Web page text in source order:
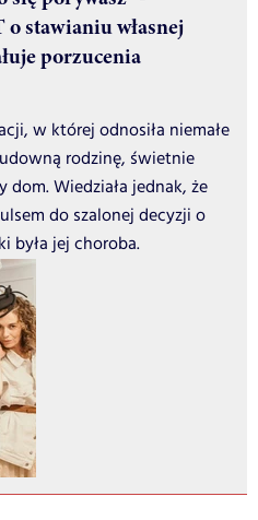
stawianiu własnej
porzucenia
w której odnosiła niemałe
rodzinę, świetnie
dom. Wiedziała jednak, że
do szalonej decyzji o
była jej choroba.